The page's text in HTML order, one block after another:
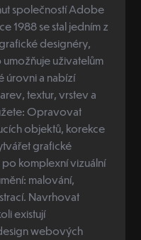
společností Adobe
1988 se stal jedním z
designéry,
uživatelům
úrovni a nabízí
textur, vrstev a
Opravovat
objektů, korekce
grafické
komplexní vizuální
malování,
Navrhovat
existují
webových